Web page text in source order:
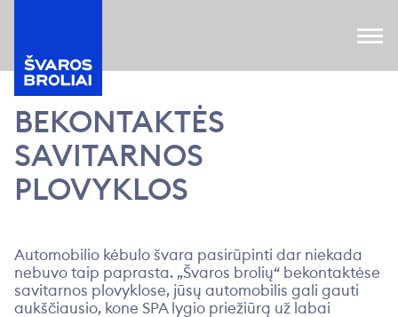
BEKONTAKTĖS
SAVITARNOS
PLOVYKLOS
Automobilio kėbulo švara pasirūpinti dar niekada
nebuvo taip paprasta. „Švaros brolių“ bekontaktėse
savitarnos plovyklose, jūsų automobilis gali gauti
aukščiausio, kone SPA lygio priežiūrą už labai